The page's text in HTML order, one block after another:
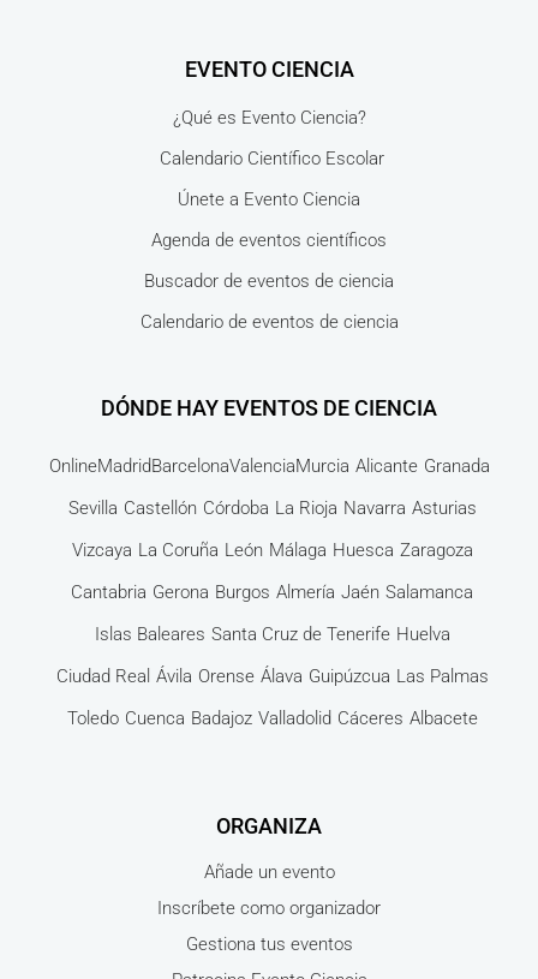
EVENTO CIENCIA
¿Qué es Evento Ciencia?
Calendario Científico Escolar
Únete a Evento Ciencia
Agenda de eventos científicos
Buscador de eventos de ciencia
Calendario de eventos de ciencia
DÓNDE HAY EVENTOS DE CIENCIA
OnlineMadridBarcelonaValenciaMurcia Alicante Granada
Sevilla Castellón Córdoba La Rioja Navarra Asturias
Vizcaya La Coruña León Málaga Huesca Zaragoza
Cantabria Gerona Burgos Almería Jaén Salamanca
Islas Baleares Santa Cruz de Tenerife Huelva
Ciudad Real Ávila Orense Álava Guipúzcua Las Palmas
Toledo Cuenca Badajoz Valladolid Cáceres Albacete
ORGANIZA
Añade un evento
Inscríbete como organizador
Gestiona tus eventos